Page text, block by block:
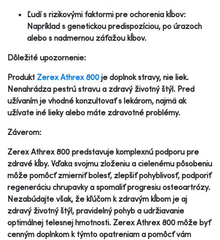
Ľudí s rizikovými faktormi pre ochorenia kĺbov:
Napríklad s genetickou predispozíciou, po úrazoch
alebo s nadmernou záťažou kĺbov.
Dôležité upozornenie:
Produkt Zerex Athrex 800 je doplnok stravy, nie liek.
Nenahrádza pestrú stravu a zdravý životný štýl. Pred
užívaním je vhodné konzultovať s lekárom, najmä ak
užívate iné lieky alebo máte zdravotné problémy.
Záverom:
Zerex Athrex 800 predstavuje komplexnú podporu pre
zdravé kĺby. Vďaka svojmu zloženiu a cielenému pôsobeniu
môže pomôcť zmierniť bolesť, zlepšiť pohyblivosť, podporiť
regeneráciu chrupavky a spomaliť progresiu osteoartrózy.
Nezabúdajte však, že kľúčom k zdravým kĺbom je aj
zdravý životný štýl, pravidelný pohyb a udržiavanie
optimálnej telesnej hmotnosti. Zerex Athrex 800 môže byť
cenným doplnkom k týmto opatreniam a pomôcť vám